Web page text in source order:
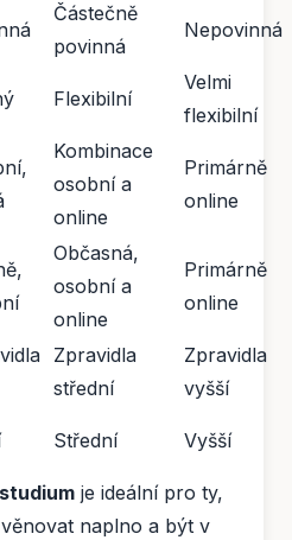
Částečně
povinná
Nepovinná
Flexibilní
Velmi
flexibilní
Kombinace
osobní a
online
Primárně
online
Občasná,
osobní a
online
Primárně
online
Zpravidla
střední
Zpravidla
vyšší
Střední Vyšší
je ideální pro ty,
naplno a být v